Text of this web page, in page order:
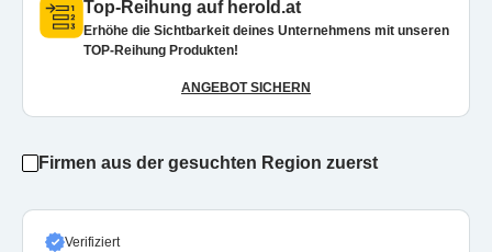
Top-Reihung auf herold.at
Erhöhe die Sichtbarkeit deines Unternehmens mit unseren
TOP-Reihung Produkten!
ANGEBOT SICHERN
Firmen aus der gesuchten Region zuerst
Verifiziert